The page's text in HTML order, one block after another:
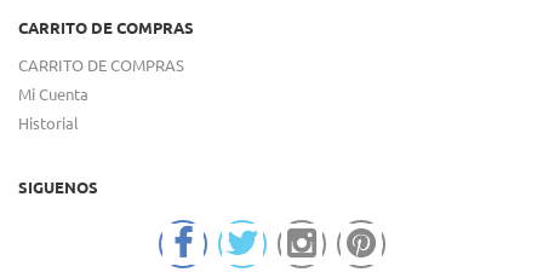
CARRITO DE COMPRAS
CARRITO DE COMPRAS
Mi Cuenta
Historial
SIGUENOS